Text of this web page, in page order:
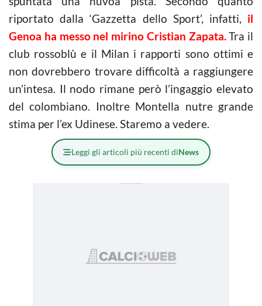
riportato dalla ‘Gazzetta dello Sport’, infatti, il
Genoa ha messo nel mirino Cristian Zapata.Tra il
club rossoblù e il Milan i rapporti sono ottimi e
non dovrebbero trovare difficoltà a raggiungere
un’intesa. Il nodo rimane però l’ingaggio elevato
del colombiano. Inoltre Montella nutre grande
stima per l’ex Udinese. Staremo a vedere.
Leggi gli articoli più recenti diNews